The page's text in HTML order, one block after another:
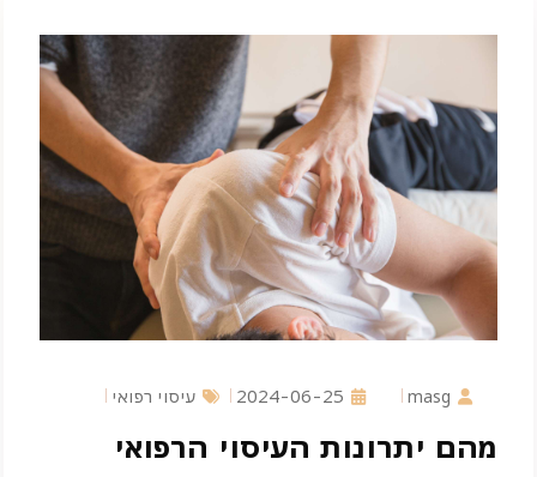
masg
2024-06-25 עיסוי רפואי
מהם יתרונות העיסוי הרפואי